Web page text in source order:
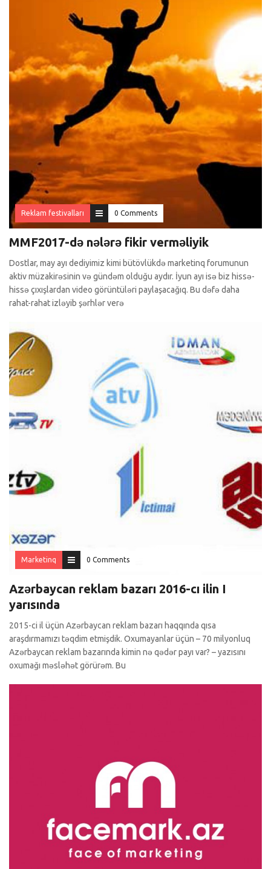
Reklam festivalları 0 Comments
MMF2017-də nələrə fikir verməliyik
Dostlar, may ayı dediyimiz kimi bütövlükdə marketinq forumunun
aktiv müzakirəsinin və gündəm olduğu aydır. İyun ayı isə biz hissə-
hissə çıxışlardan video görüntüləri paylaşacağıq. Bu dəfə daha
rahat-rahat izləyib şərhlər verə
Marketinq 0 Comments
Azərbaycan reklam bazarı 2016-cı ilin I
yarısında
2015-ci il üçün Azərbaycan reklam bazarı haqqında qısa
araşdırmamızı təqdim etmişdik. Oxumayanlar üçün – 70 milyonluq
Azərbaycan reklam bazarında kimin nə qədər payı var? – yazısını
oxumağı məsləhət görürəm. Bu